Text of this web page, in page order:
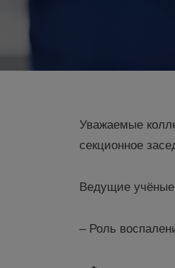
Уважаемые
секционное
Ведущие
– Роль